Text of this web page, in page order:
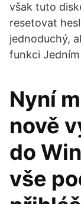
však tuto
resetovat
jednoduchý,
funkci
Nyní
nově
do
vše